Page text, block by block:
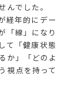
でした。
経年的にデー
「線」になり
て「健康状態
か」「どのよ
視点を持って